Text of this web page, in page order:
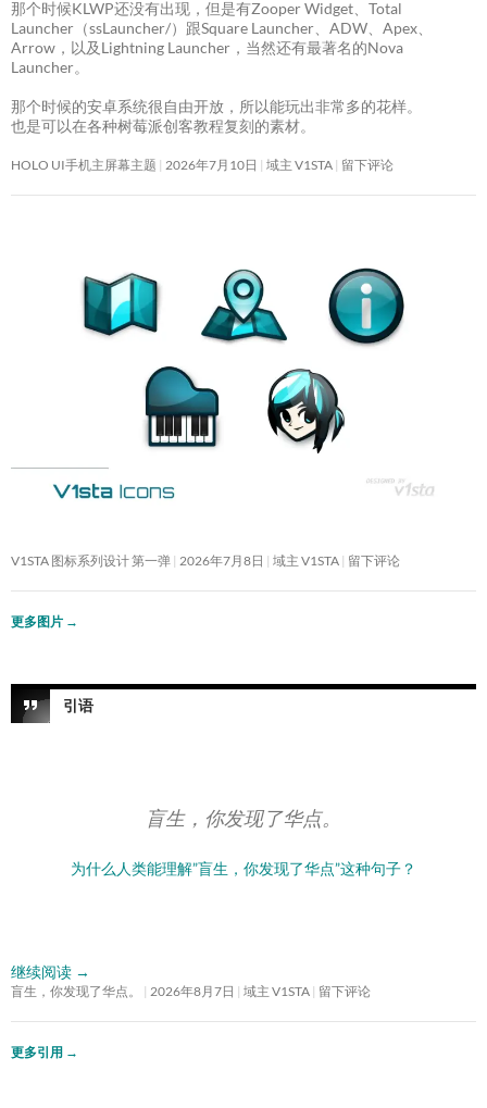
那个时候KLWP还没有出现，但是有Zooper Widget、Total
Launcher（ssLauncher/）跟Square Launcher、ADW、Apex、
Arrow，以及Lightning Launcher，当然还有最著名的Nova
Launcher。
那个时候的安卓系统很自由开放，所以能玩出非常多的花样。
也是可以在各种树莓派创客教程复刻的素材。
HOLO UI手机主屏幕主题 2026年7月10日 域主 V1STA 留下评论
V1STA 图标系列设计 第一弹 2026年7月8日 域主 V1STA 留下评论
更多图片 →
引语
盲生，你发现了华点。
为什么人类能理解”盲生，你发现了华点”这种句子？
继续阅读 →
盲生，你发现了华点。 2026年8月7日 域主 V1STA 留下评论
更多引用 →